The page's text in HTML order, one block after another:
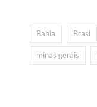
Bahia Brasi
minas gerais